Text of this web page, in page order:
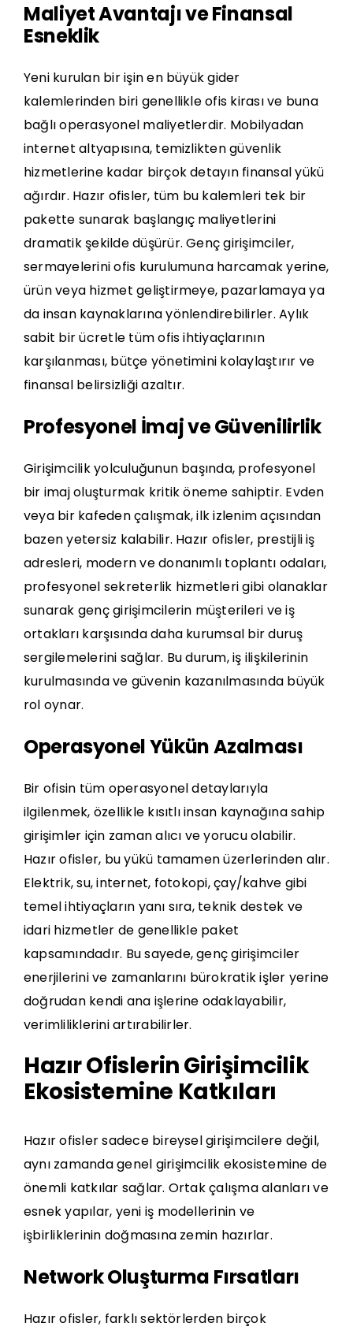
Maliyet Avantajı ve Finansal
Esneklik
Yeni kurulan bir işin en büyük gider
kalemlerinden biri genellikle ofis kirası ve buna
bağlı operasyonel maliyetlerdir. Mobilyadan
internet altyapısına, temizlikten güvenlik
hizmetlerine kadar birçok detayın finansal yükü
ağırdır. Hazır ofisler, tüm bu kalemleri tek bir
pakette sunarak başlangıç maliyetlerini
dramatik şekilde düşürür. Genç girişimciler,
sermayelerini ofis kurulumuna harcamak yerine,
ürün veya hizmet geliştirmeye, pazarlamaya ya
da insan kaynaklarına yönlendirebilirler. Aylık
sabit bir ücretle tüm ofis ihtiyaçlarının
karşılanması, bütçe yönetimini kolaylaştırır ve
finansal belirsizliği azaltır.
Profesyonel İmaj ve Güvenilirlik
Girişimcilik yolculuğunun başında, profesyonel
bir imaj oluşturmak kritik öneme sahiptir. Evden
veya bir kafeden çalışmak, ilk izlenim açısından
bazen yetersiz kalabilir. Hazır ofisler, prestijli iş
adresleri, modern ve donanımlı toplantı odaları,
profesyonel sekreterlik hizmetleri gibi olanaklar
sunarak genç girişimcilerin müşterileri ve iş
ortakları karşısında daha kurumsal bir duruş
sergilemelerini sağlar. Bu durum, iş ilişkilerinin
kurulmasında ve güvenin kazanılmasında büyük
rol oynar.
Operasyonel Yükün Azalması
Bir ofisin tüm operasyonel detaylarıyla
ilgilenmek, özellikle kısıtlı insan kaynağına sahip
girişimler için zaman alıcı ve yorucu olabilir.
Hazır ofisler, bu yükü tamamen üzerlerinden alır.
Elektrik, su, internet, fotokopi, çay/kahve gibi
temel ihtiyaçların yanı sıra, teknik destek ve
idari hizmetler de genellikle paket
kapsamındadır. Bu sayede, genç girişimciler
enerjilerini ve zamanlarını bürokratik işler yerine
doğrudan kendi ana işlerine odaklayabilir,
verimliliklerini artırabilirler.
Hazır Ofislerin Girişimcilik
Ekosistemine Katkıları
Hazır ofisler sadece bireysel girişimcilere değil,
aynı zamanda genel girişimcilik ekosistemine de
önemli katkılar sağlar. Ortak çalışma alanları ve
esnek yapılar, yeni iş modellerinin ve
işbirliklerinin doğmasına zemin hazırlar.
Network Oluşturma Fırsatları
Hazır ofisler, farklı sektörlerden birçok